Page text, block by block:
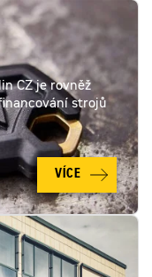
CZ je rovněž
strojů
VÍCE